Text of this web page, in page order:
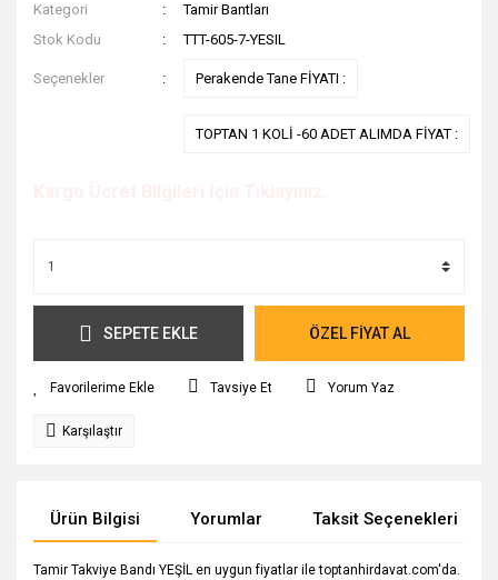
Kategori
Tamir Bantları
Stok Kodu
TTT-605-7-YESIL
Seçenekler Perakende Tane FİYATI :
TOPTAN 1 KOLİ -60 ADET ALIMDA FİYAT :
SEPETE EKLE ÖZEL FİYAT AL
Tavsiye Et Yorum Yaz
Karşılaştır
Ürün Bilgisi Yorumlar Taksit Seçenekleri
Tamir Takviye Bandı YEŞİL en uygun fiyatlar ile toptanhirdavat.com'da.